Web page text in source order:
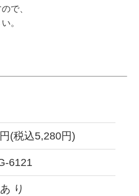
で、
。
(税込5,280円)
6121
り